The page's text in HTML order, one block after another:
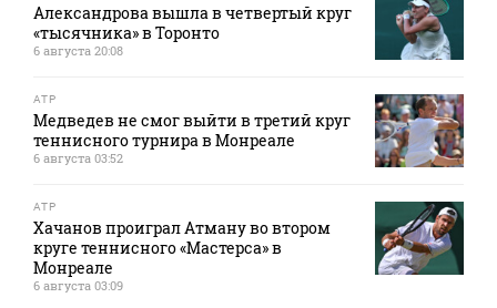
Александрова вышла в четвертый круг
«тысячника» в Торонто
6 августа 20:08
ATP
Медведев не смог выйти в третий круг
теннисного турнира в Монреале
6 августа 03:52
ATP
Хачанов проиграл Атману во втором
круге теннисного «Мастерса» в
Монреале
6 августа 03:09